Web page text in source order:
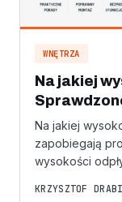
WNĘTRZA
Na jakiej
Na jakiej
zapobiegają
wysokości
KRZYSZTOF